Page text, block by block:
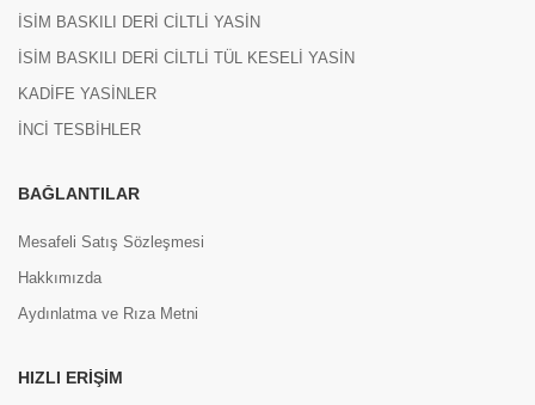
İSİM BASKILI DERİ CİLTLİ YASİN
İSİM BASKILI DERİ CİLTLİ TÜL KESELİ YASİN
KADİFE YASİNLER
İNCİ TESBİHLER
BAĞLANTILAR
Mesafeli Satış Sözleşmesi
Hakkımızda
Aydınlatma ve Rıza Metni
HIZLI ERIŞIM